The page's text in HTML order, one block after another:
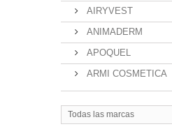
AIRYVEST
ANIMADERM
APOQUEL
ARMI COSMETICA
Todas las marcas